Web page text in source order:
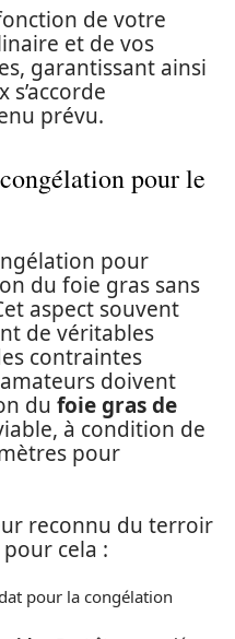
de votre
et de vos
garantissant ainsi
s’accorde
prévu.
pour le
pour
du foie gras sans
aspect souvent
de véritables
contraintes
doivent
du foie gras de
à condition de
pour
reconnu du terroir
cela :
pour la congélation